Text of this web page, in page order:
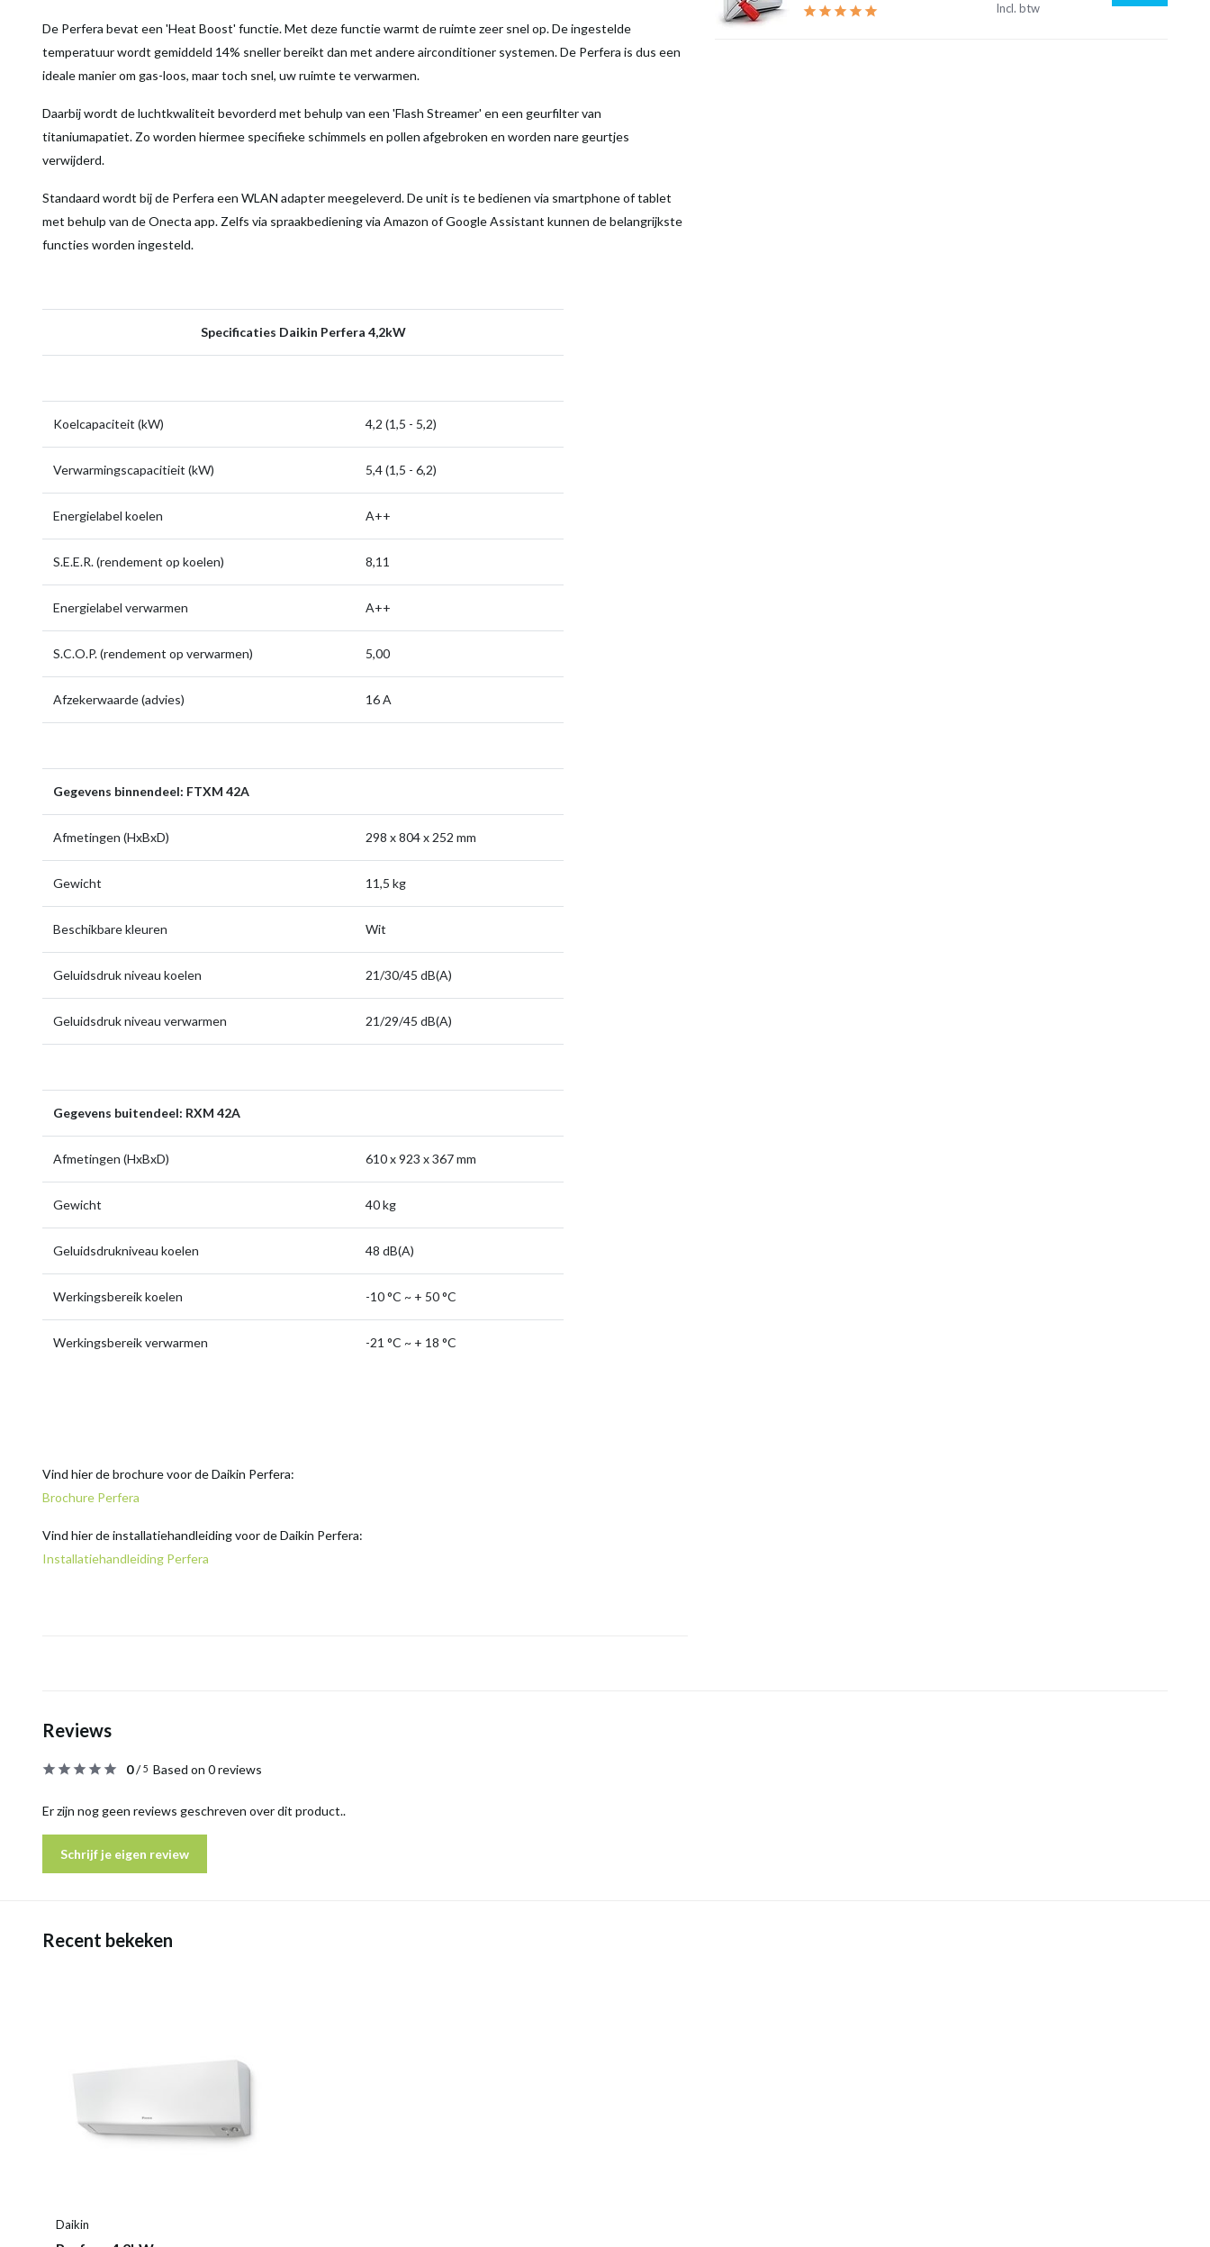
De Perfera bevat een 'Heat Boost' functie. Met deze functie warmt de ruimte zeer snel op. De ingestelde
temperatuur wordt gemiddeld 14% sneller bereikt dan met andere airconditioner systemen. De Perfera is dus een
ideale manier om gas-loos, maar toch snel, uw ruimte te verwarmen.
Daarbij wordt de luchtkwaliteit bevorderd met behulp van een 'Flash Streamer' en een geurfilter van
titaniumapatiet. Zo worden hiermee specifieke schimmels en pollen afgebroken en worden nare geurtjes
verwijderd.
Standaard wordt bij de Perfera een WLAN adapter meegeleverd. De unit is te bedienen via smartphone of tablet
met behulp van de Onecta app. Zelfs via spraakbediening via Amazon of Google Assistant kunnen de belangrijkste
functies worden ingesteld.
Specificaties Daikin Perfera 4,2kW
Koelcapaciteit (kW) 4,2 (1,5 - 5,2)
Verwarmingscapacitieit (kW) 5,4 (1,5 - 6,2)
Energielabel koelen A++
S.E.E.R. (rendement op koelen) 8,11
Energielabel verwarmen A++
S.C.O.P. (rendement op verwarmen) 5,00
Afzekerwaarde (advies) 16 A
Gegevens binnendeel: FTXM 42A
Afmetingen (HxBxD) 298 x 804 x 252 mm
Gewicht 11,5 kg
Beschikbare kleuren Wit
Geluidsdruk niveau koelen 21/30/45 dB(A)
Geluidsdruk niveau verwarmen 21/29/45 dB(A)
Gegevens buitendeel: RXM 42A
Afmetingen (HxBxD) 610 x 923 x 367 mm
Gewicht 40 kg
Geluidsdrukniveau koelen 48 dB(A)
Werkingsbereik koelen -10 °C ~ + 50 °C
Werkingsbereik verwarmen -21 °C ~ + 18 °C
Vind hier de brochure voor de Daikin Perfera:
Brochure Perfera
Vind hier de installatiehandleiding voor de Daikin Perfera:
Installatiehandleiding Perfera
Incl. btw
Reviews
0/5 Based on 0 reviews
Er zijn nog geen reviews geschreven over dit product..
Schrijf je eigen review
Recent bekeken
Daikin